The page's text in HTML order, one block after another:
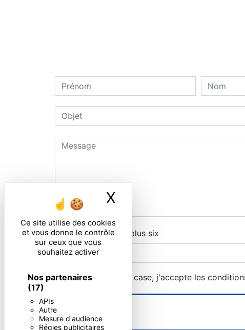
Ce site utilise des cookies
et vous donne le contrôle
sur ceux que vous
souhaitez activer
Nos partenaires
(17)
APIs
Autre
Mesure d'audience
Régies publicitaires
X
Combien font cinq plus six
En cochant cette case, j'accepte les